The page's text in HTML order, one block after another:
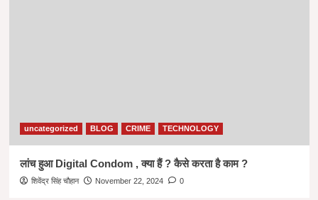
uncategorized BLOG CRIME TECHNOLOGY
लांच हुआ Digital Condom , क्या हैं ? कैसे करता है काम ?
शिवेंद्र सिंह चौहान November 22, 2024 0